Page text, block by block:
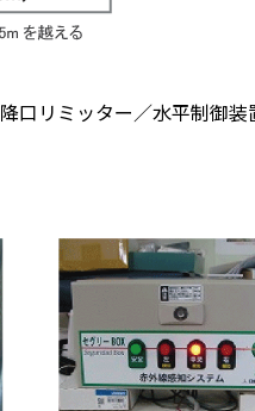
口リミッター／水平制御装